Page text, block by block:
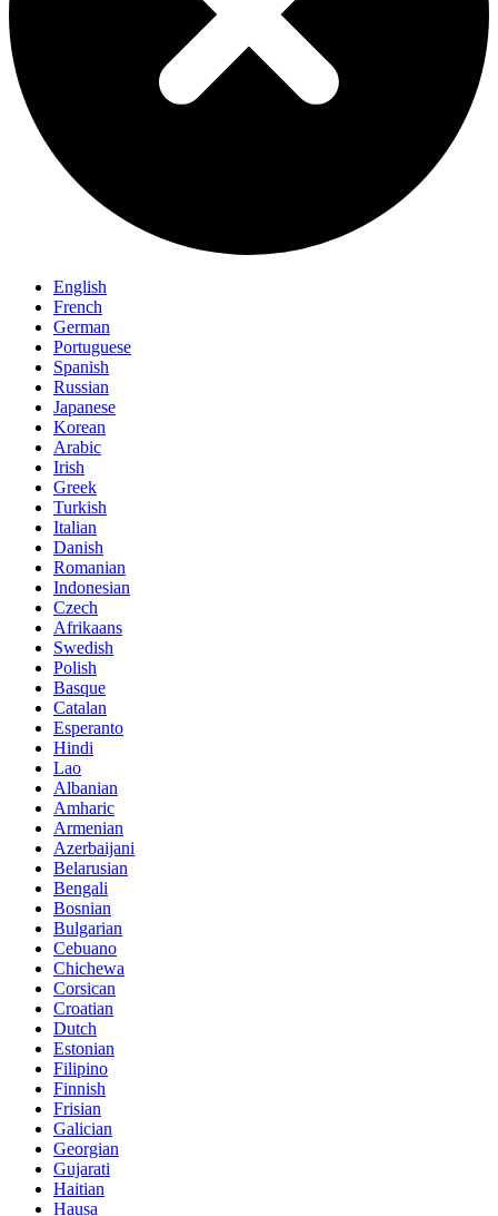
English
French
German
Portuguese
Spanish
Russian
Japanese
Korean
Arabic
Irish
Greek
Turkish
Italian
Danish
Romanian
Indonesian
Czech
Afrikaans
Swedish
Polish
Basque
Catalan
Esperanto
Hindi
Lao
Albanian
Amharic
Armenian
Azerbaijani
Belarusian
Bengali
Bosnian
Bulgarian
Cebuano
Chichewa
Corsican
Croatian
Dutch
Estonian
Filipino
Finnish
Frisian
Galician
Georgian
Gujarati
Haitian
Hausa